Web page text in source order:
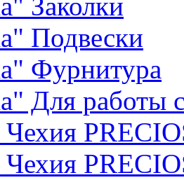
Подвески
Фурнитура
Для работы
Чехия
Чехия